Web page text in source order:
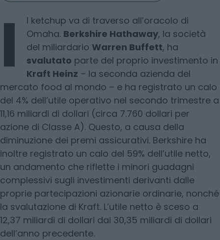
I
l ketchup va di traverso all’oracolo di
Omaha. Berkshire Hathaway, la società
del miliardario Warren Buffett, ha
svalutato parte del proprio investimento in
Kraft Heinz – la seconda azienda del
mercato food al mondo – e ha registrato un calo
del 4% dell’utile operativo nel secondo trimestre a
11,16 miliardi di dollari (circa 7.760 dollari per
azione di Classe A). Questo, a causa della
diminuzione dei premi assicurativi. Berkshire ha
inoltre registrato un calo del 59% dell’utile netto,
un andamento che riflette i minori guadagni
complessivi sugli investimenti derivanti dalle
proprie partecipazioni azionarie ordinarie, nonché
la svalutazione di Kraft. L’utile netto è sceso a
12,37 miliardi di dollari dai 30,35 miliardi di dollari
dell’anno precedente.